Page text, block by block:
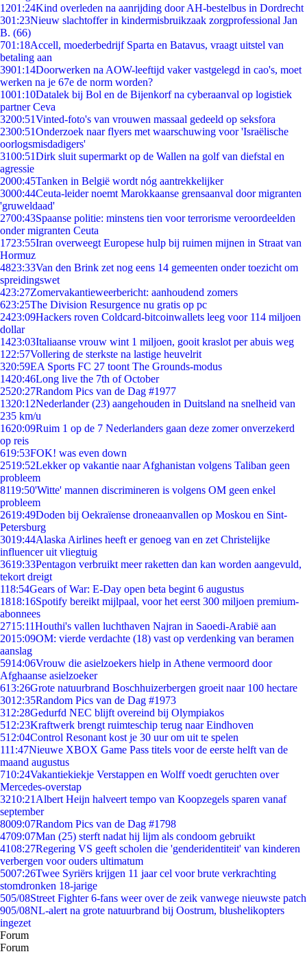
1201:24Kind overleden na aanrijding door AH-bestelbus in Dordrecht
301:23Nieuw slachtoffer in kindermisbruikzaak zorgprofessional Jan
B. (66)
701:18Accell, moederbedrijf Sparta en Batavus, vraagt uitstel van
betaling aan
3901:14Doorwerken na AOW-leeftijd vaker vastgelegd in cao's, moet
werken na je 67e de norm worden?
1001:10Datalek bij Bol en de Bijenkorf na cyberaanval op logistiek
partner Ceva
3200:51Vinted-foto's van vrouwen massaal gedeeld op seksfora
2300:51Onderzoek naar flyers met waarschuwing voor 'Israëlische
oorlogsmisdadigers'
3100:51Dirk sluit supermarkt op de Wallen na golf van diefstal en
agressie
2000:45Tanken in België wordt nóg aantrekkelijker
3000:44Ceuta-leider noemt Marokkaanse grensaanval door migranten
'gruweldaad'
2700:43Spaanse politie: minstens tien voor terrorisme veroordeelden
onder migranten Ceuta
1723:55Iran overweegt Europese hulp bij ruimen mijnen in Straat van
Hormuz
4823:33Van den Brink zet nog eens 14 gemeenten onder toezicht om
spreidingswet
423:27Zomervakantieweerbericht: aanhoudend zomers
623:25The Division Resurgence nu gratis op pc
2423:09Hackers roven Coldcard-bitcoinwallets leeg voor 114 miljoen
dollar
1423:03Italiaanse vrouw wint 1 miljoen, gooit kraslot per abuis weg
1 22:57Vollering de sterkste na lastige heuvelrit
320:59EA Sports FC 27 toont The Grounds-modus
1420:46Long live the 7th of October
2520:27Random Pics van de Dag #1977
1320:12Nederlander (23) aangehouden in Duitsland na snelheid van
235 km/u
1620:09Ruim 1 op de 7 Nederlanders gaan deze zomer onverzekerd
op reis
619:53FOK! was even down
2519:52Lekker op vakantie naar Afghanistan volgens Taliban geen
probleem
8119:50'Witte' mannen discrimineren is volgens OM geen enkel
probleem
2619:49Doden bij Oekraïense droneaanvallen op Moskou en Sint-
Petersburg
3019:44Alaska Airlines heeft er genoeg van en zet Christelijke
influencer uit vliegtuig
3619:33Pentagon verbruikt meer raketten dan kan worden aangevuld,
tekort dreigt
118:54Gears of War: E-Day open beta begint 6 augustus
1818:16Spotify bereikt mijlpaal, voor het eerst 300 miljoen premium-
abonnees
2715:11Houthi's vallen luchthaven Najran in Saoedi-Arabië aan
2015:09OM: vierde verdachte (18) vast op verdenking van beramen
aanslag
5914:06Vrouw die asielzoekers hielp in Athene vermoord door
Afghaanse asielzoeker
613:26Grote natuurbrand Boschhuizerbergen groeit naar 100 hectare
3012:35Random Pics van de Dag #1973
312:28Gedurfd NEC blijft overeind bij Olympiakos
512:23Kraftwerk brengt ruimteschip terug naar Eindhoven
512:04Control Resonant kost je 30 uur om uit te spelen
111:47Nieuwe XBOX Game Pass titels voor de eerste helft van de
maand augustus
710:24Vakantiekiekje Verstappen en Wolff voedt geruchten over
Mercedes-overstap
3210:21 Albert Heijn halveert tempo van Koopzegels sparen vanaf
september
8009:07Random Pics van de Dag #1798
4709:07Man (25) sterft nadat hij lijm als condoom gebruikt
4108:27Regering VS geeft scholen die 'genderidentiteit' van kinderen
verbergen voor ouders ultimatum
5007:26Twee Syriërs krijgen 11 jaar cel voor brute verkrachting
stomdronken 18-jarige
505/08Street Fighter 6-fans weer over de zeik vanwege nieuwste patch
905/08NL-alert na grote natuurbrand bij Oostrum, blushelikopters
ingezet
Forum
Forum